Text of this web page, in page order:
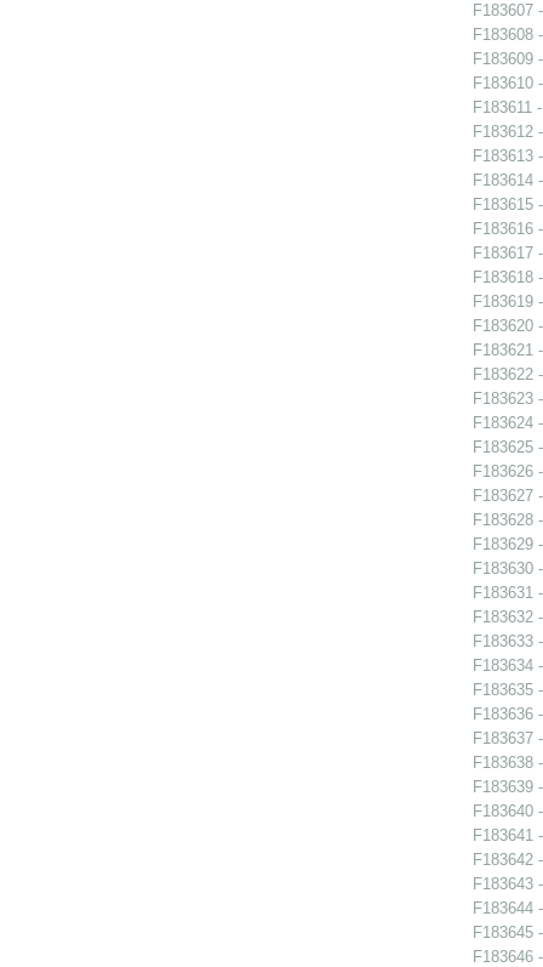
F183607
F183608
F183609
F183610
F183611
F183612
F183613
F183614
F183615
F183616
F183617
F183618
F183619
F183620
F183621
F183622
F183623
F183624
F183625
F183626
F183627
F183628
F183629
F183630
F183631
F183632
F183633
F183634
F183635
F183636
F183637
F183638
F183639
F183640
F183641
F183642
F183643
F183644
F183645
F183646